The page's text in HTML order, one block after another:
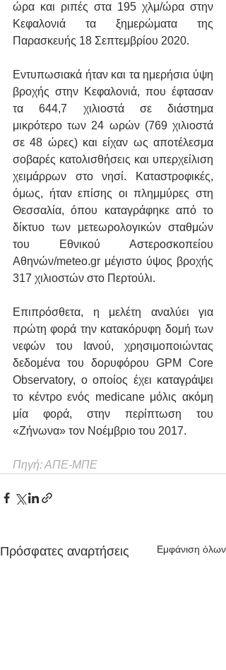
ώρα και ριπές στα 195 χλμ/ώρα στην
Κεφαλονιά τα ξημερώματα της
Παρασκευής 18 Σεπτεμβρίου 2020.
Εντυπωσιακά ήταν και τα ημερήσια ύψη
βροχής στην Κεφαλονιά, που έφτασαν
τα 644,7 χιλιοστά σε διάστημα
μικρότερο των 24 ωρών (769 χιλιοστά
σε 48 ώρες) και είχαν ως αποτέλεσμα
σοβαρές κατολισθήσεις και υπερχείλιση
χειμάρρων στο νησί. Καταστροφικές,
όμως, ήταν επίσης οι πλημμύρες στη
Θεσσαλία, όπου καταγράφηκε από το
δίκτυο των μετεωρολογικών σταθμών
του Εθνικού Αστεροσκοπείου
Αθηνών/meteo.gr μέγιστο ύψος βροχής
317 χιλιοστών στο Περτούλι.
Επιπρόσθετα, η μελέτη αναλύει για
πρώτη φορά την κατακόρυφη δομή των
νεφών του Ιανού, χρησιμοποιώντας
δεδομένα του δορυφόρου GPM Core
Observatory, ο οποίος έχει καταγράψει
το κέντρο ενός medicane μόλις ακόμη
μία φορά, στην περίπτωση του
«Ζήνωνα» τον Νοέμβριο του 2017.
Πηγή: ΑΠΕ-ΜΠΕ
Πρόσφατες αναρτήσεις Εμφάνιση όλων